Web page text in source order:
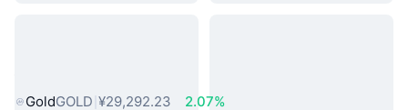
GoldGOLD ¥29,292.23 2.07%